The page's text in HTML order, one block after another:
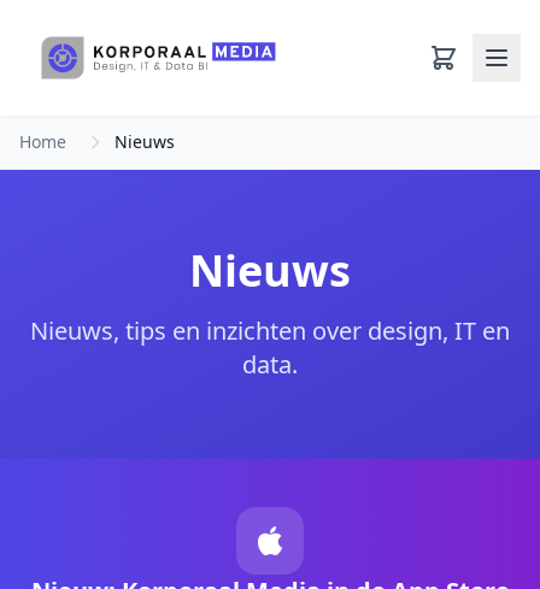
Home Nieuws
Nieuws
Nieuws, tips en inzichten over design, IT en
data.